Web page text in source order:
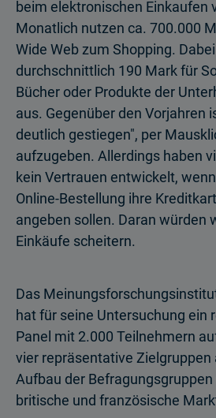
beim elektronischen Einkaufen
Monatlich nutzen ca. 700.000
Wide Web zum Shopping.
durchschnittlich 190 Mark für
Bücher oder Produkte der
aus. Gegenüber den Vorjahren
deutlich gestiegen", per
aufzugeben. Allerdings haben
kein Vertrauen entwickelt,
Online-Bestellung ihre
angeben sollen. Daran würden
Einkäufe scheitern.
Das
hat für seine Untersuchung ein
Panel mit 2.000 Teilnehmern
vier repräsentative
Aufbau der
britische und französische